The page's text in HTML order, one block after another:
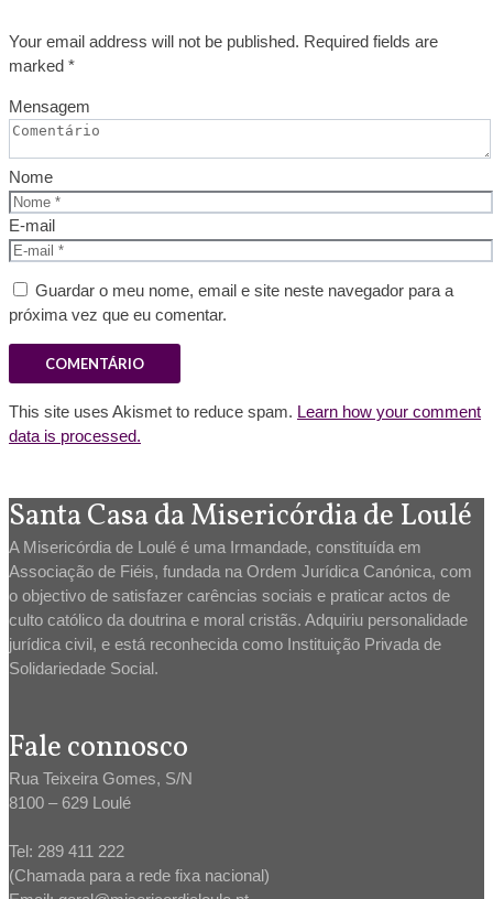
Your email address will not be published. Required fields are
marked *
Mensagem
Nome
E-mail
Guardar o meu nome, email e site neste navegador para a
próxima vez que eu comentar.
This site uses Akismet to reduce spam. Learn how your comment
data is processed.
Santa Casa da Misericórdia de Loulé
A Misericórdia de Loulé é uma Irmandade, constituída em
Associação de Fiéis, fundada na Ordem Jurídica Canónica, com
o objectivo de satisfazer carências sociais e praticar actos de
culto católico da doutrina e moral cristãs. Adquiriu personalidade
jurídica civil, e está reconhecida como Instituição Privada de
Solidariedade Social.
Fale connosco
Rua Teixeira Gomes, S/N
8100 – 629 Loulé
Tel: 289 411 222
(Chamada para a rede fixa nacional)